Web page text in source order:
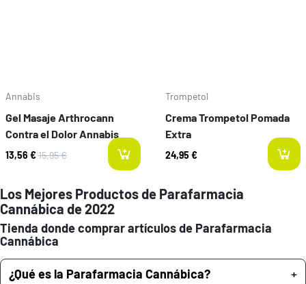
Annabis
Gel Masaje Arthrocann
Contra el Dolor Annabis
13,56 €15,95 €
Trompetol
Crema Trompetol Pomada
Extra
24,95 €
Los Mejores Productos de Parafarmacia
Cannábica de 2022
Tienda donde comprar artículos de Parafarmacia
Cannábica
¿Qué es la Parafarmacia Cannábica?